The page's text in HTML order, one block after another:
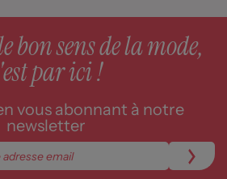
bon sens de la mode,
par ici !
vous abonnant à notre
newsletter